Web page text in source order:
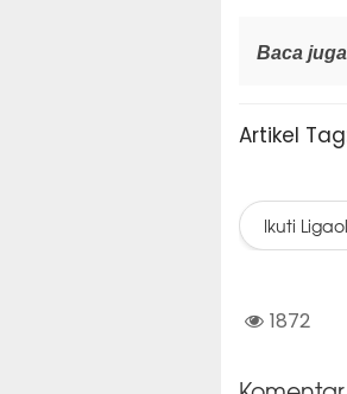
Baca
Artikel
Ikuti
1872